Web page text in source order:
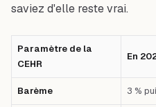
saviez d'elle reste vrai.
Paramètre de la
CEHR
En
Barème 3 %